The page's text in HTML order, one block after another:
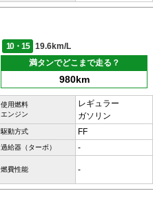
10・15
19.6km/L
満タンでどこまで走る？
980km
使用燃料
エンジン
レギュラー
ガソリン
駆動方式 FF
過給器（ターボ） -
燃費性能 -